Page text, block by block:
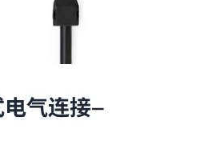
气连接–